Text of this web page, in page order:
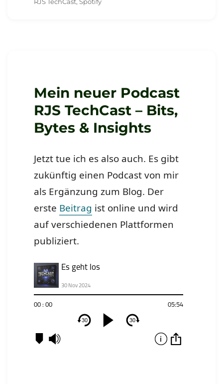
RJS TechCast,Spotify
Mein neuer Podcast
RJS TechCast – Bits,
Bytes & Insights
Jetzt tue ich es also auch. Es gibt
zukünftig einen Podcast von mir
als Ergänzung zum Blog. Der
erste Beitrag ist online und wird
auf verschiedenen Plattformen
publiziert.